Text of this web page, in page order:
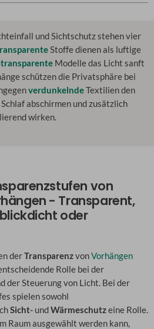
und Sichtschutz stehen vier
Stoffe dienen als luftige
Modelle das Licht sanft
schützen die Privatsphäre bei
verdunkelndeTextilien den
abschirmen und zusätzlich
wirken.
von
- Transparent,
oder
derTransparenzvonVorhängen
Rolle bei der
der Steuerung von Licht. Bei der
spielen sowohl
Sicht- undWärmeschutzeine Rolle.
Raum ausgewählt werden kann,